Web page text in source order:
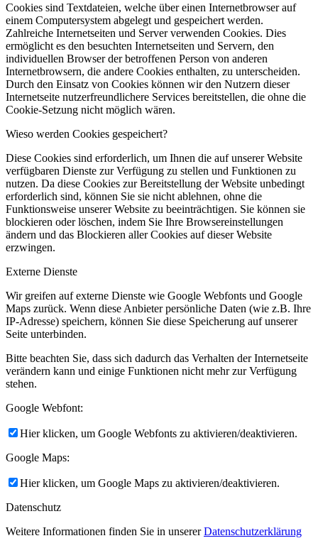
Cookies sind Textdateien, welche über einen Internetbrowser auf
einem Computersystem abgelegt und gespeichert werden.
Zahlreiche Internetseiten und Server verwenden Cookies. Dies
ermöglicht es den besuchten Internetseiten und Servern, den
individuellen Browser der betroffenen Person von anderen
Internetbrowsern, die andere Cookies enthalten, zu unterscheiden.
Durch den Einsatz von Cookies können wir den Nutzern dieser
Internetseite nutzerfreundlichere Services bereitstellen, die ohne die
Cookie-Setzung nicht möglich wären.
Wieso werden Cookies gespeichert?
Diese Cookies sind erforderlich, um Ihnen die auf unserer Website
verfügbaren Dienste zur Verfügung zu stellen und Funktionen zu
nutzen. Da diese Cookies zur Bereitstellung der Website unbedingt
erforderlich sind, können Sie sie nicht ablehnen, ohne die
Funktionsweise unserer Website zu beeinträchtigen. Sie können sie
blockieren oder löschen, indem Sie Ihre Browsereinstellungen
ändern und das Blockieren aller Cookies auf dieser Website
erzwingen.
Externe Dienste
Wir greifen auf externe Dienste wie Google Webfonts und Google
Maps zurück. Wenn diese Anbieter persönliche Daten (wie z.B. Ihre
IP-Adresse) speichern, können Sie diese Speicherung auf unserer
Seite unterbinden.
Bitte beachten Sie, dass sich dadurch das Verhalten der Internetseite
verändern kann und einige Funktionen nicht mehr zur Verfügung
stehen.
Google Webfont:
Hier klicken, um Google Webfonts zu aktivieren/deaktivieren.
Google Maps:
Hier klicken, um Google Maps zu aktivieren/deaktivieren.
Datenschutz
Weitere Informationen finden Sie in unsererDatenschutzerklärung